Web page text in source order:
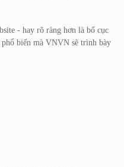
- hay rõ ràng hơn là bố cục
biến mà VNVN sẽ trình bày